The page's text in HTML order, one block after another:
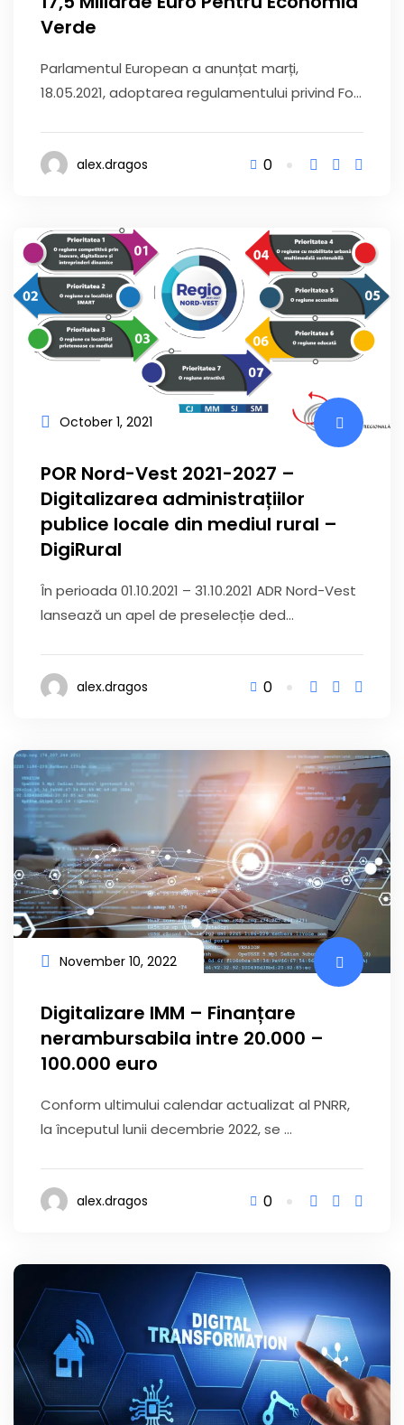
Verde
Parlamentul European a anunțat marți,
18.05.2021, adoptarea regulamentului privind Fo...
alex.dragos 0
October 1, 2021
POR Nord-Vest 2021-2027 –
Digitalizarea administrațiilor
publice locale din mediul rural –
DigiRural
În perioada 01.10.2021 – 31.10.2021 ADR Nord-Vest
lansează un apel de preselecție ded...
alex.dragos 0
November 10, 2022
Digitalizare IMM – Finanțare
nerambursabila intre 20.000 –
100.000 euro
Conform ultimului calendar actualizat al PNRR,
la începutul lunii decembrie 2022, se ...
alex.dragos 0